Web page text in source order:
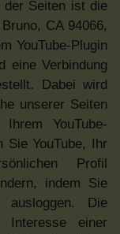
der Seiten ist die
CA 94066,
YouTube-Plugin
eine Verbindung
Dabei wird
unserer Seiten
YouTube-
Sie YouTube, Ihr
Profil
indem Sie
ausloggen. Die
Interesse einer